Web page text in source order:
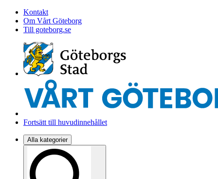
Kontakt
Om Vårt Göteborg
Till goteborg.se
Fortsätt till huvudinnehållet
Alla kategorier